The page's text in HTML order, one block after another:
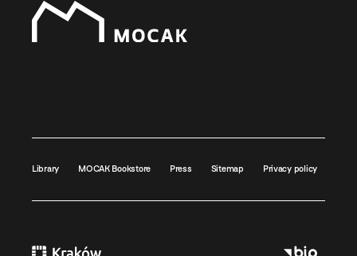
Library MOCAK Bookstore Press Sitemap Privacy policy